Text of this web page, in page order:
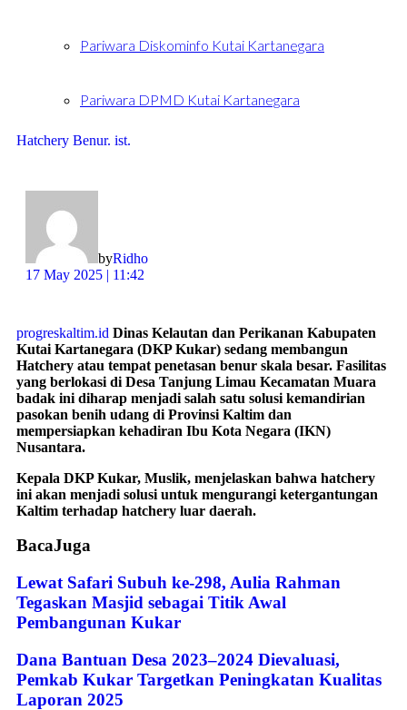
Pariwara Diskominfo Kutai Kartanegara
Pariwara DPMD Kutai Kartanegara
Hatchery Benur. ist.
byRidho
17 May 2025 | 11:42
progreskaltim.id Dinas Kelautan dan Perikanan Kabupaten
Kutai Kartanegara (DKP Kukar) sedang membangun
Hatchery atau tempat penetasan benur skala besar. Fasilitas
yang berlokasi di Desa Tanjung Limau Kecamatan Muara
badak ini diharap menjadi salah satu solusi kemandirian
pasokan benih udang di Provinsi Kaltim dan
mempersiapkan kehadiran Ibu Kota Negara (IKN)
Nusantara.
Kepala DKP Kukar, Muslik, menjelaskan bahwa hatchery
ini akan menjadi solusi untuk mengurangi ketergantungan
Kaltim terhadap hatchery luar daerah.
BacaJuga
Lewat Safari Subuh ke-298, Aulia Rahman
Tegaskan Masjid sebagai Titik Awal
Pembangunan Kukar
Dana Bantuan Desa 2023–2024 Dievaluasi,
Pemkab Kukar Targetkan Peningkatan Kualitas
Laporan 2025